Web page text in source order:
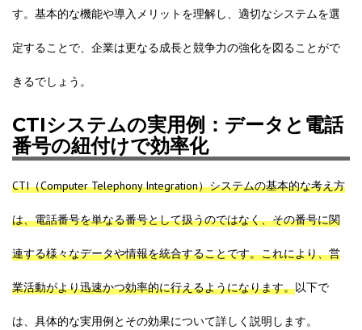
す。基本的な機能や導入メリットを理解し、適切なシステムを選
定することで、企業は更なる成長と競争力の強化を図ることがで
きるでしょう。
CTIシステムの実用例：データと電話
番号の紐付けで効率化
CTI（Computer Telephony Integration）システムの基本的な考え方
は、電話番号を単なる番号として扱うのではなく、その番号に関
連する様々なデータや情報を統合することです。これにより、営
業活動がより迅速かつ効率的に行えるようになります。以下で
は、具体的な実用例とその効果について詳しく説明します。